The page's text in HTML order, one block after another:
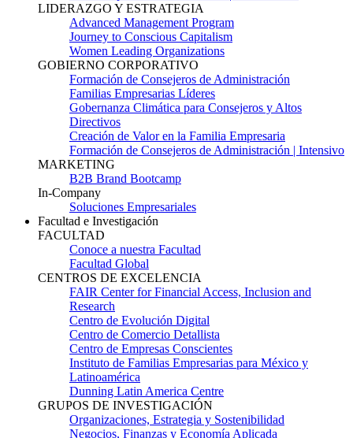
LIDERAZGO Y ESTRATEGIA
Advanced Management Program
Journey to Conscious Capitalism
Women Leading Organizations
GOBIERNO CORPORATIVO
Formación de Consejeros de Administración
Familias Empresarias Líderes
Gobernanza Climática para Consejeros y Altos
Directivos
Creación de Valor en la Familia Empresaria
Formación de Consejeros de Administración | Intensivo
MARKETING
B2B Brand Bootcamp
In-Company
Soluciones Empresariales
Facultad e Investigación
FACULTAD
Conoce a nuestra Facultad
Facultad Global
CENTROS DE EXCELENCIA
FAIR Center for Financial Access, Inclusion and
Research
Centro de Evolución Digital
Centro de Comercio Detallista
Centro de Empresas Conscientes
Instituto de Familias Empresarias para México y
Latinoamérica
Dunning Latin America Centre
GRUPOS DE INVESTIGACIÓN
Organizaciones, Estrategia y Sostenibilidad
Negocios, Finanzas y Economía Aplicada